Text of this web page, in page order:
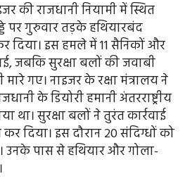
की राजधानी नियामी में स्थित
पर गुरुवार तड़के हथियारबंद
दिया। इस हमले में 11 सैनिकों और
जबकि सुरक्षा बलों की जवाबी
मारे गए। नाइजर के रक्षा मंत्रालय ने
के डियोरी हमानी अंतरराष्ट्रीय
था। सुरक्षा बलों ने तुरंत कार्रवाई
दिया। इस दौरान 20 संदिग्धों को
उनके पास से हथियार और गोला-